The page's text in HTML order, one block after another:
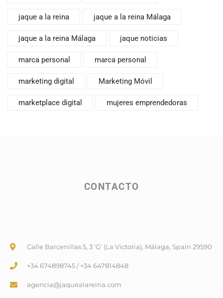
jaque a la reina jaque a la reina Málaga
jaque a la reina Málaga jaque noticias
marca personal marca personal
marketing digital Marketing Móvil
marketplace digital mujeres emprendedoras
CONTACTO
Calle Barcenillas 5, 3 'G' (La Victoria), Málaga, Spain 29590
+34 674898745 / +34 647814848
agencia@jaquealareina.com